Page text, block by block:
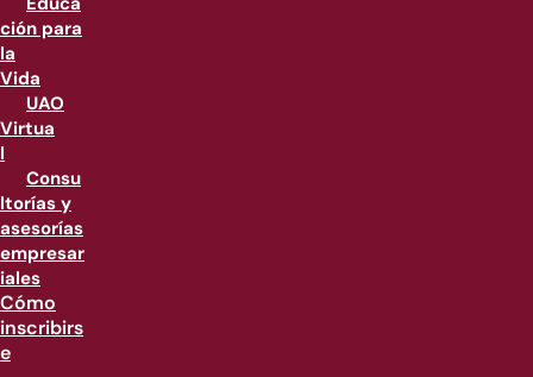
ción para
la
Vida
UAO
Virtua
l
Consu
ltorías y
asesorías
empresar
iales
Cómo
inscribirs
e